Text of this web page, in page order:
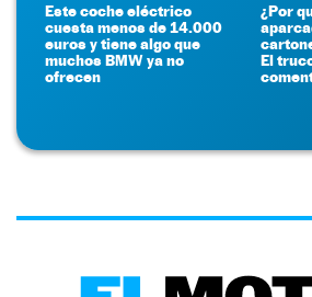
Este coche eléctrico
cuesta menos de 14.000
euros y tiene algo que
muchos BMW ya no
ofrecen
¿Por
El